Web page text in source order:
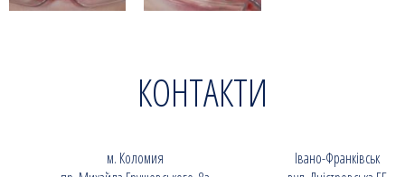
КОНТАКТИ
м. Коломия
Івано-Франківськ